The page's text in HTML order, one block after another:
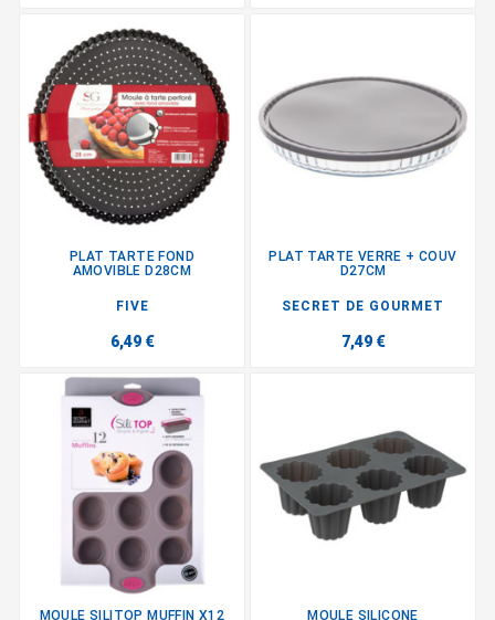
PLAT TARTE FOND
AMOVIBLE D28CM
FIVE
6,49 €
PLAT TARTE VERRE + COUV
D27CM
SECRET DE GOURMET
7,49 €
MOULE SILITOP MUFFIN X12 MOULE SILICONE